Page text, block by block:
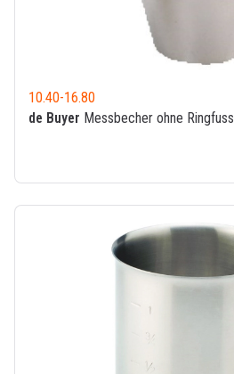
10.40-16.80
de Buyer Messbecher ohne Ringfuss